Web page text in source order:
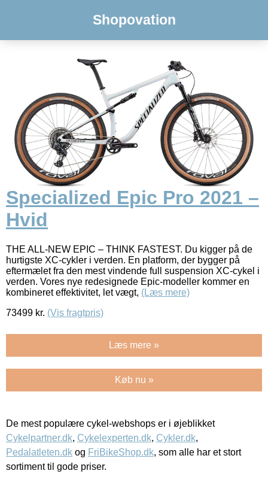
Shopovation
Specialized Epic Pro 2021 –
Hvid
THE ALL-NEW EPIC – THINK FASTEST. Du kigger på de
hurtigste XC-cykler i verden. En platform, der bygger på
eftermælet fra den mest vindende full suspension XC-cykel i
verden. Vores nye redesignede Epic-modeller kommer en
kombineret effektivitet, let vægt, (Læs mere)
73499 kr. (Vis fragtpris)
Læs mere »
Køb nu »
De mest populære cykel-webshops er i øjeblikket
Cykelpartner.dk, Cykelexperten.dk, Cykler.dk,
Pedalatleten.dk og FriBikeShop.dk, som alle har et stort
sortiment til gode priser.